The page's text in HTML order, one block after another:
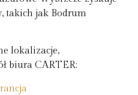
takich jak Bodrum
lokalizacje,
biura CARTER: